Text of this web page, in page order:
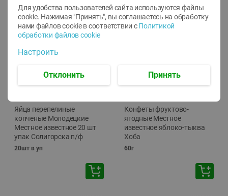
Яйца перепелиные
копченые Молодецкие
Местное известное 20 шт
упак Солигорска п/ф
20шт в уп
Конфеты фруктово-
ягодные Местное
известное яблоко-тыква
Хоба
60г
Для удобства пользователей сайта используются файлы
cookie. Нажимая "Принять", вы соглашаетесь на обработку
нами файлов cookie в соответствии с Политикой
обработки файлов cookie
Настроить
Отклонить Принять